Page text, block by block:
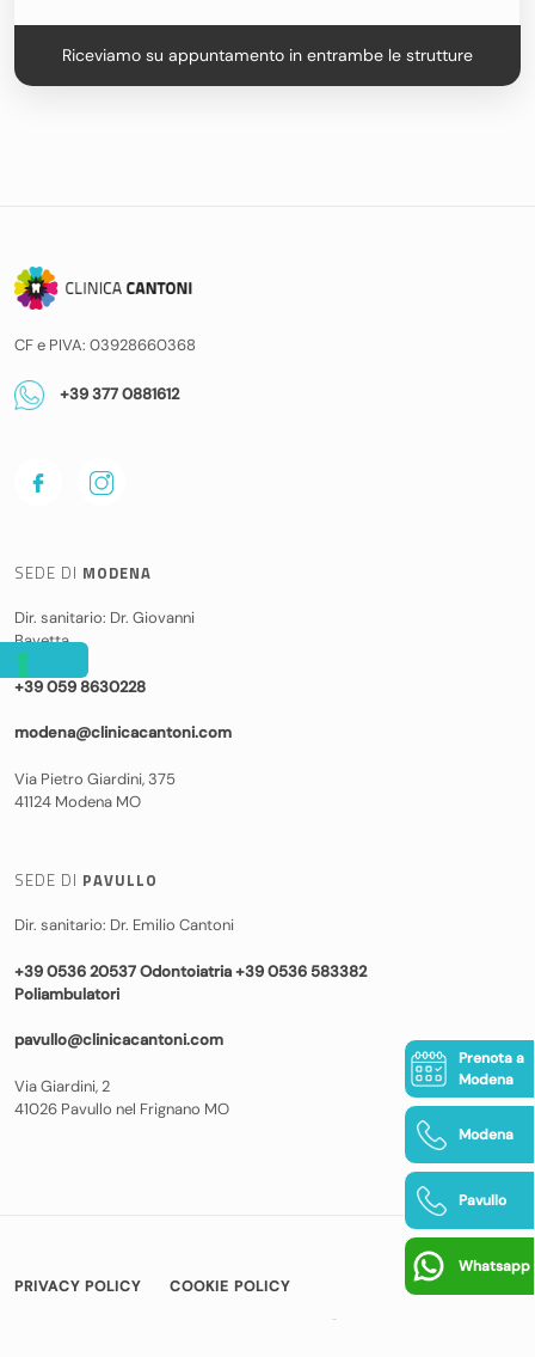
Prenota a
Modena
Modena
Pavullo
Whatsapp
Riceviamo su appuntamento in entrambe le strutture
CF e PIVA: 03928660368
+39 377 0881612
SEDE DI MODENA
Dir. sanitario: Dr. Giovanni
Bavetta
+39 059 8630228
modena@clinicacantoni.com
Via Pietro Giardini, 375
41124 Modena MO
SEDE DI PAVULLO
Dir. sanitario: Dr. Emilio Cantoni
+39 0536 20537 Odontoiatria +39 0536 583382
Poliambulatori
pavullo@clinicacantoni.com
Via Giardini, 2
41026 Pavullo nel Frignano MO
PRIVACY POLICY COOKIE POLICY